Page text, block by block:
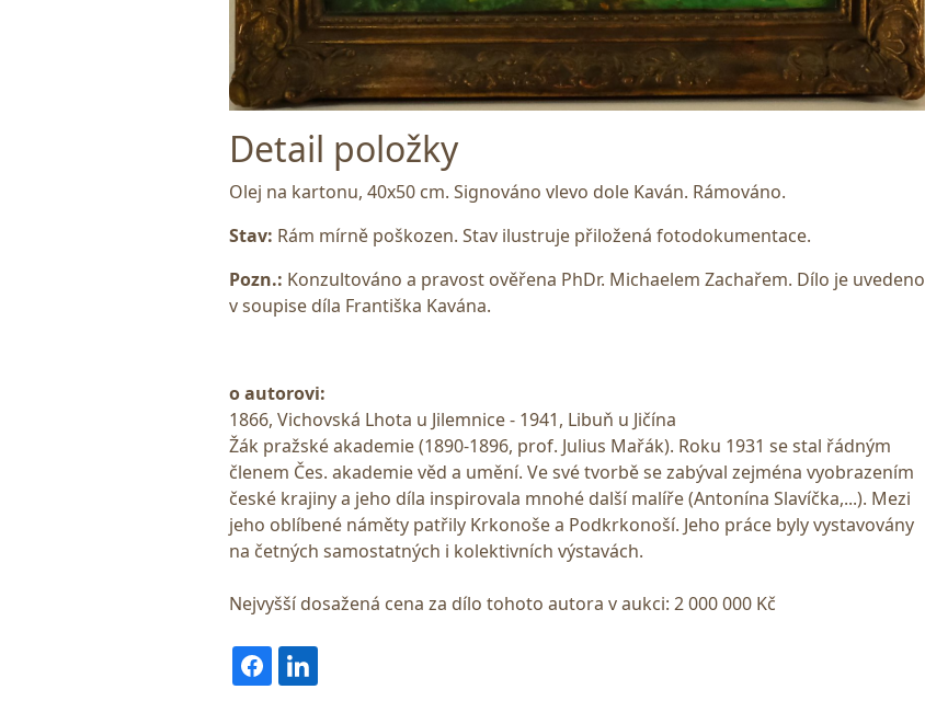
Detail položky
Olej na kartonu, 40x50 cm. Signováno vlevo dole Kaván. Rámováno.
Stav: Rám mírně poškozen. Stav ilustruje přiložená fotodokumentace.
Pozn.: Konzultováno a pravost ověřena PhDr. Michaelem Zachařem. Dílo je uvedeno
v soupise díla Františka Kavána.
o autorovi:
1866, Vichovská Lhota u Jilemnice - 1941, Libuň u Jičína
Žák pražské akademie (1890-1896, prof. Julius Mařák). Roku 1931 se stal řádným
členem Čes. akademie věd a umění. Ve své tvorbě se zabýval zejména vyobrazením
české krajiny a jeho díla inspirovala mnohé další malíře (Antonína Slavíčka,...). Mezi
jeho oblíbené náměty patřily Krkonoše a Podkrkonoší. Jeho práce byly vystavovány
na četných samostatných i kolektivních výstavách.
Nejvyšší dosažená cena za dílo tohoto autora v aukci: 2 000 000 Kč